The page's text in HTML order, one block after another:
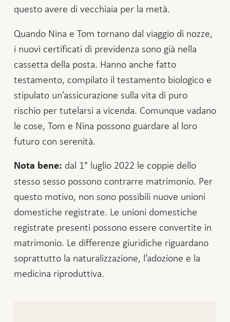
questo avere di vecchiaia per la metà.
Quando Nina e Tom tornano dal viaggio di nozze,
i nuovi certificati di previdenza sono già nella
cassetta della posta. Hanno anche fatto
testamento, compilato il testamento biologico e
stipulato un’assicurazione sulla vita di puro
rischio per tutelarsi a vicenda. Comunque vadano
le cose, Tom e Nina possono guardare al loro
futuro con serenità.
Nota bene: dal 1° luglio 2022 le coppie dello
stesso sesso possono contrarre matrimonio. Per
questo motivo, non sono possibili nuove unioni
domestiche registrate. Le unioni domestiche
registrate presenti possono essere convertite in
matrimonio. Le differenze giuridiche riguardano
soprattutto la naturalizzazione, l’adozione e la
medicina riproduttiva.